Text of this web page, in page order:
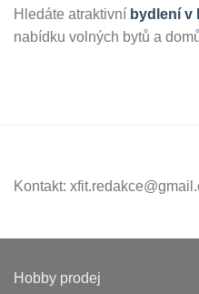
Hledáte atraktivní bydlení v
nabídku volných bytů a
Kontakt:
Hobby prodej